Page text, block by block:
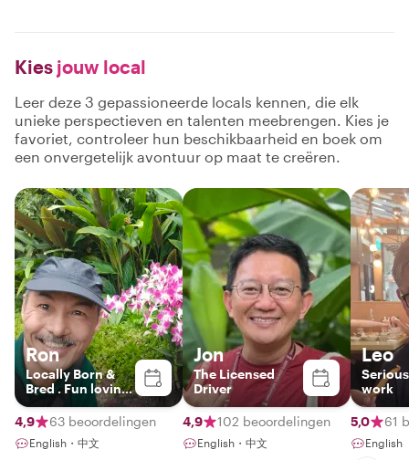
Kies jouw local
Leer deze 3 gepassioneerde locals kennen, die elk
unieke perspectieven en talenten meebrengen. Kies je
favoriet, controleer hun beschikbaarheid en boek om
een onvergetelijk avontuur op maat te creëren.
Ron
Locally Born &
Bred . Fun loving
host!
4,9
63 beoordelingen
English・中文
Jon
The Licensed
Driver
4,9 102 beoordelingen
English・中文
Leo
work
5,0 61
English